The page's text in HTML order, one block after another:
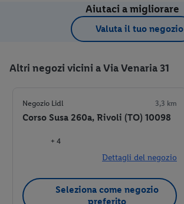
Aiutaci a migliorare
Valuta il tuo negozio
Altri negozi vicini a Via Venaria 31
Negozio Lidl 3,3 km
Corso Susa 260a, Rivoli (TO) 10098
+ 4
Dettagli del negozio
Seleziona come negozio
preferito